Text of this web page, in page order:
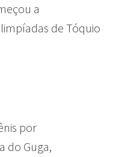
a
de Tóquio
por
do Guga,